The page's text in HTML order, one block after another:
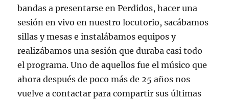
bandas a presentarse en Perdidos, hacer una
sesión en vivo en nuestro locutorio, sacábamos
sillas y mesas e instalábamos equipos y
realizábamos una sesión que duraba casi todo
el programa. Uno de aquellos fue el músico que
ahora después de poco más de 25 años nos
vuelve a contactar para compartir sus últimas